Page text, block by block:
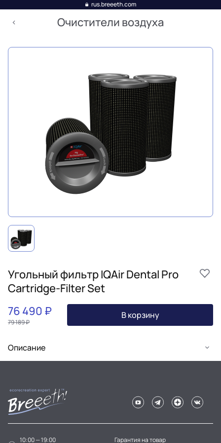
rus.breeeth.com
Очистители воздуха
Угольный фильтр IQAir Dental Pro
Cartridge-Filter Set
76 490 ₽
79 189 ₽
В корзину
Описание
10:00 — 19:00 Гарантия на товар